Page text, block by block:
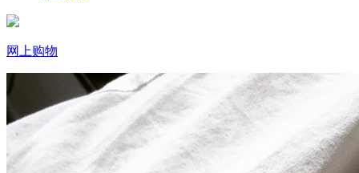
网上购物